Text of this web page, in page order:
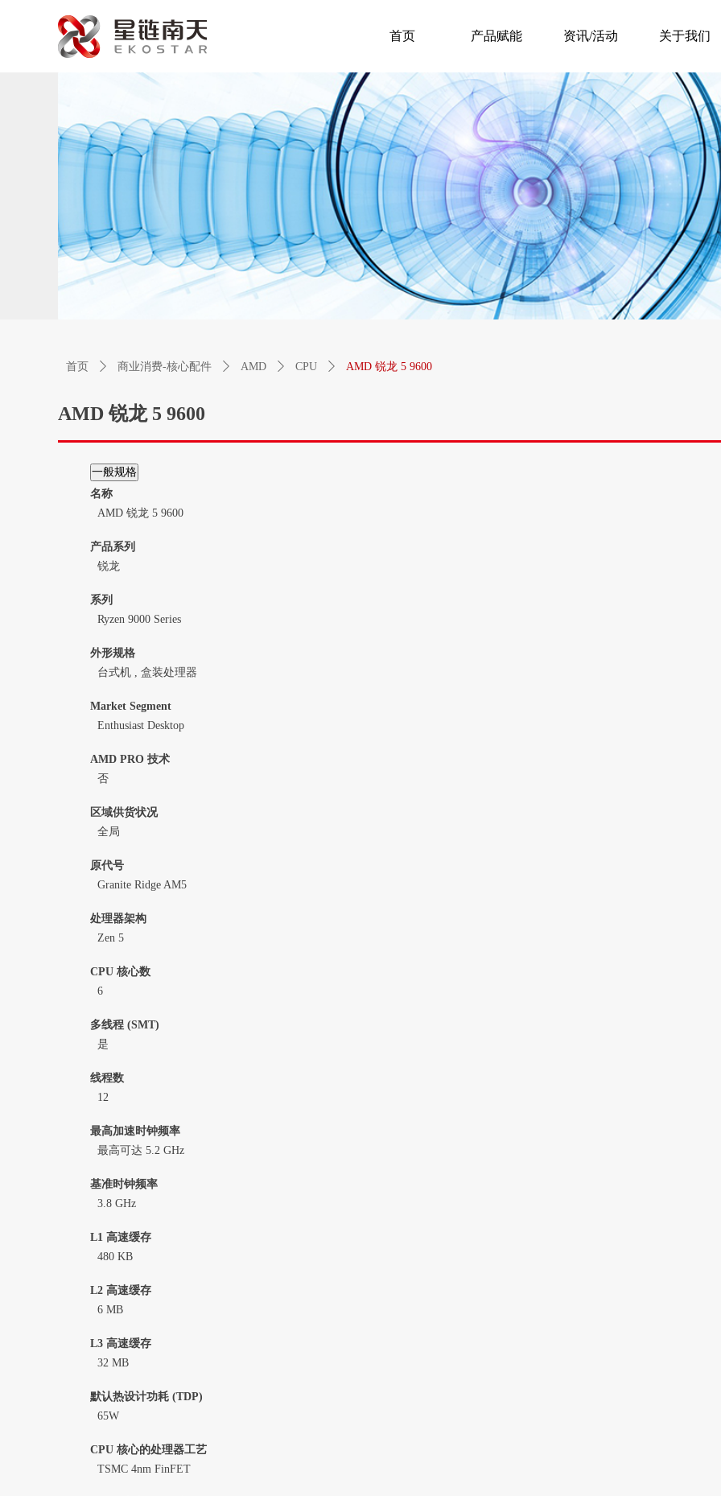
首页 产品赋能 资讯/活动 关于我们
首页 ꄲ 商业消费-核心配件 ꄲ AMD ꄲ CPU ꄲ AMD 锐龙 5 9600
AMD 锐龙 5 9600
一般规格
名称
AMD 锐龙 5 9600
产品系列
锐龙
系列
Ryzen 9000 Series
外形规格
台式机 , 盒装处理器
Market Segment
Enthusiast Desktop
AMD PRO 技术
否
区域供货状况
全局
原代号
Granite Ridge AM5
处理器架构
Zen 5
CPU 核心数
6
多线程 (SMT)
是
线程数
12
最高加速时钟频率
最高可达 5.2 GHz
基准时钟频率
3.8 GHz
L1 高速缓存
480 KB
L2 高速缓存
6 MB
L3 高速缓存
32 MB
默认热设计功耗 (TDP)
65W
CPU 核心的处理器工艺
TSMC 4nm FinFET